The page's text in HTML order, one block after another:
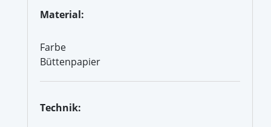
Material:
Farbe
Büttenpapier
Technik: